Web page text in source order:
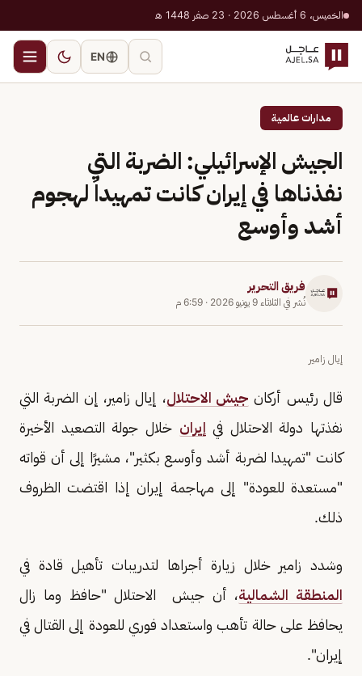
الخميس، 6 أغسطس 2026 · 23 صفر 1448 هـ
EN
مدارات عالمية
الجيش الإسرائيلي: الضربة التي
نفذناها في إيران كانت تمهيداً لهجوم
أشد وأوسع
فريق التحرير
نُشر في الثلاثاء 9 يونيو 2026 · 6:59 م
إيال زامير
قال رئيس أركان جيش الاحتلال، إيال زامير، إن الضربة التي
نفذتها دولة الاحتلال في إيران خلال جولة التصعيد الأخيرة
كانت "تمهيدا لضربة أشد وأوسع بكثير"، مشيرًا إلى أن قواته
"مستعدة للعودة" إلى مهاجمة إيران إذا اقتضت الظروف
ذلك.
وشدد زامير خلال زيارة أجراها لتدريبات تأهيل قادة في
المنطقة الشمالية، أن جيش الاحتلال "حافظ وما زال
يحافظ على حالة تأهب واستعداد فوري للعودة إلى القتال في
إيران".